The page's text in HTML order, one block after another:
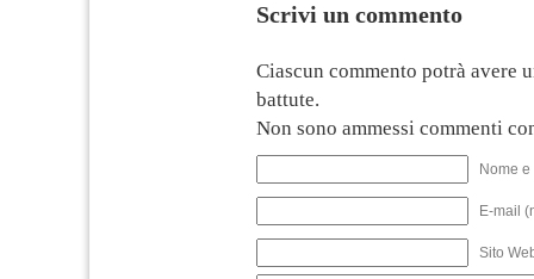
Scrivi un commento
Ciascun commento potrà avere
battute.
Non sono ammessi commenti
Nome
E-mail
Sito